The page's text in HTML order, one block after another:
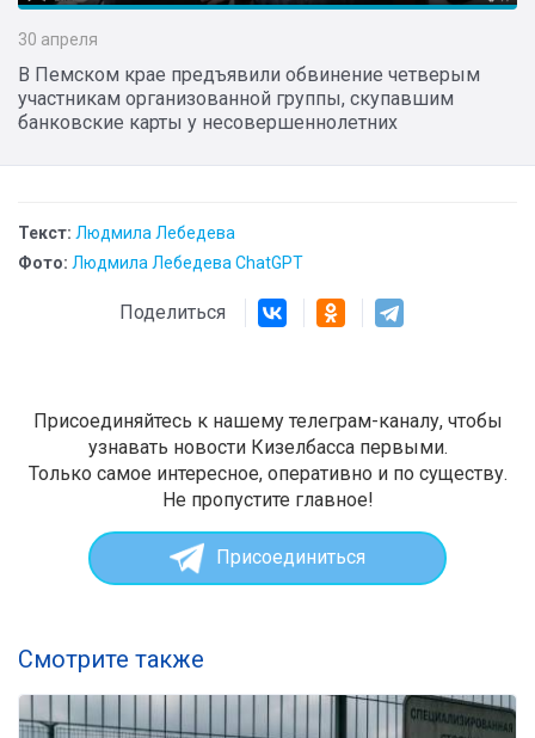
30 апреля
В Пемском крае предъявили обвинение четверым
участникам организованной группы, скупавшим
банковские карты у несовершеннолетних
Текст: Людмила Лебедева
Фото: Людмила Лебедева ChatGPT
Поделиться
Присоединяйтесь к нашему телеграм-каналу, чтобы
узнавать новости Кизелбасса первыми.
Только самое интересное, оперативно и по существу.
Не пропустите главное!
Присоединиться
Смотрите также